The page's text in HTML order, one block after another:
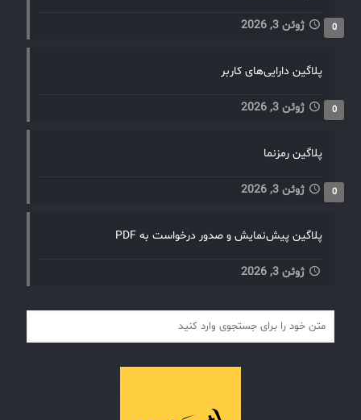
ژوئن 3, 2026 0
پلاگین دارایی‌های کاربر
ژوئن 3, 2026 0
پلاگین رمزنما
ژوئن 3, 2026 0
پلاگین پیش‌نمایش و صدور درخواست به PDF
ژوئن 3, 2026